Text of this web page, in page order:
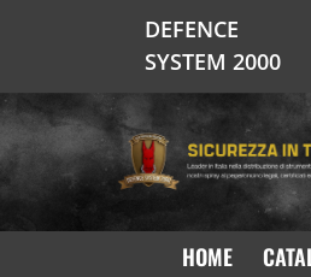
DEFENCE
SYSTEM 2000
HOME